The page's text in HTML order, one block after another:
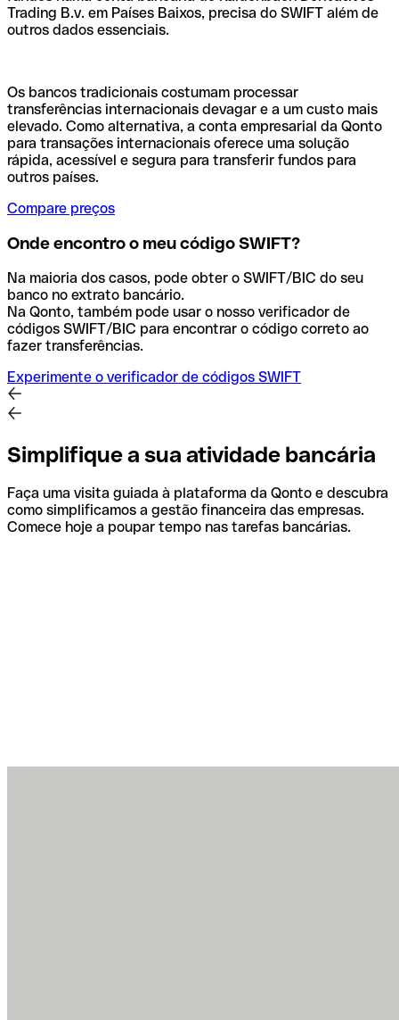
Trading B.v. em Países Baixos, precisa do SWIFT além de
outros dados essenciais.
Os bancos tradicionais costumam processar
transferências internacionais devagar e a um custo mais
elevado. Como alternativa, a conta empresarial da Qonto
para transações internacionais oferece uma solução
rápida, acessível e segura para transferir fundos para
outros países.
Compare preços
Onde encontro o meu código SWIFT?
Na maioria dos casos, pode obter o SWIFT/BIC do seu
banco no extrato bancário.
Na Qonto, também pode usar o nosso verificador de
códigos SWIFT/BIC para encontrar o código correto ao
fazer transferências.
Experimente o verificador de códigos SWIFT
Simplifique a sua atividade bancária
Faça uma visita guiada à plataforma da Qonto e descubra
como simplificamos a gestão financeira das empresas.
Comece hoje a poupar tempo nas tarefas bancárias.